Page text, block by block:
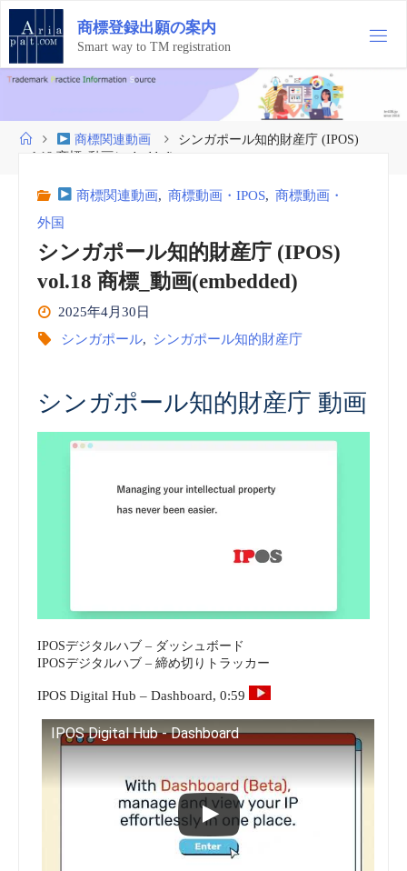
コ
テ
ン
ツ
ス
商標登録出願の案内
Smart way to TM registration
ホ
ー
商標関連動画
シンガポール知的財産庁 (IPOS)
vol.18 商標_動画(embedded)
商標関連動画, 商標動画・IPOS, 商標動画・
外国
シンガポール知的財産庁 (IPOS)
vol.18 商標_動画(embedded)
2025年4月30日
シンガポール, シンガポール知的財産庁
シンガポール知的財産庁 動画
IPOSデジタルハブ – ダッシュボード
IPOSデジタルハブ – 締め切りトラッカー
IPOS Digital Hub – Dashboard, 0:59
IPOS Digital Hub - Dashboard